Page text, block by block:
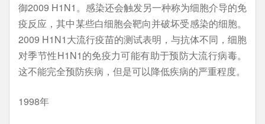
御2009 H1N1。感染还会触发另一种称为细胞介导的免
疫反应，其中某些白细胞会靶向并破坏受感染的细胞。
2009 H1N1大流行疫苗的测试表明，与抗体不同，细胞
对季节性H1N1的免疫力可能有助于预防大流行病毒。
这不能完全预防疾病，但是可以降低疾病的严重程度。
1998年